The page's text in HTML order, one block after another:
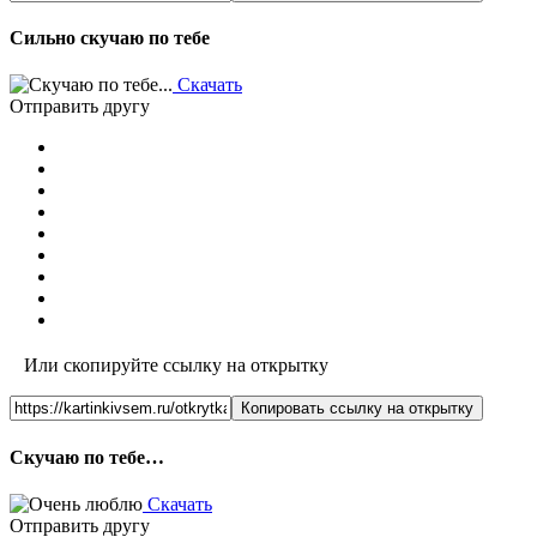
Сильно скучаю по тебе
Скачать
Отправить другу
Или скопируйте ссылку на открытку
Копировать ссылку на открытку
Скучаю по тебе…
Скачать
Отправить другу